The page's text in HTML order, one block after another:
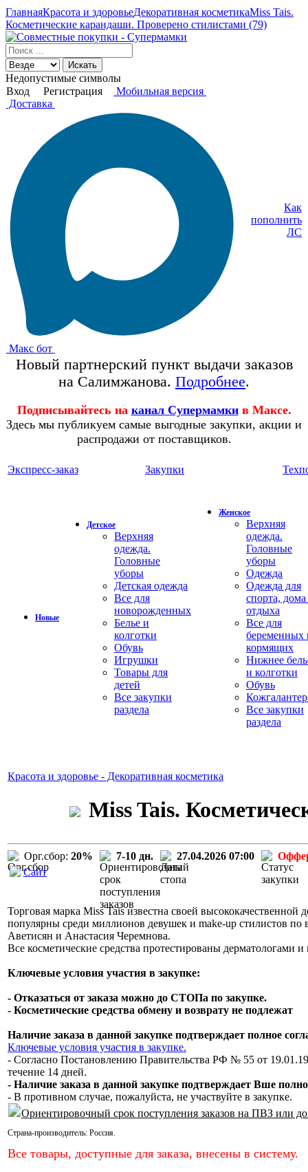
ГлавнаяКрасота и здоровьеДекоративная косметикаMiss Tais.
Косметические карандаши. Проверено стилистами (79)
Искать
Недопустимые символы
Вход
Регистрация
Мобильная версия
Доставка
Макс бот
Как
пополнить
ЛС
Новый партнерский пункт выдачи заказов
на Салимжанова. Подробнее.
Подписывайтесь на канал Супермамки в Максе.
Здесь мы публикуем самые выгодные закупки, акции и
распродажи от поставщиков.
Экспресс-заказ Закупки
Новые
Детское
Верхняя
одежда.
Головные
уборы
Детская одежда
Все для
новорожденных
Белье и
колготки
Обувь
Игрушки
Товары для
детей
Все закупки
раздела
Женское
Верхняя
одежда.
Головные
уборы
Одежда
Одежда для
спорта,
отдыха
Все для
беременных
кормящих
Нижнее
и колготки
Обувь
Все закупки
раздела
Красота и здоровье - Декоративная косметика
Miss Tais.
Орг.сбор: 20% 7-10 дн. 27.04.2026 07:00
Сайт
Торговая марка Miss Tais известна своей высококачественной
популярны среди миллионов девушек и make-up стилистов по
Аветисян и Анастасия Черемнова.
Все косметические средства протестированы дерматологами
Ключевые условия участия в закупке:
- Отказаться от заказа можно до СТОПа по закупке.
- Косметические средства обмену и возврату не подлежат
Наличие заказа в данной закупке подтверждает полное
Ключевые условия участия в закупке.
- Согласно Постановлению Правительства РФ № 55 от
течение 14 дней.
- Наличие заказа в данной закупке подтверждает Вше
- В противном случае, пожалуйста, не участвуйте в закупке.
Ориентировочный срок поступления заказов на ПВЗ или
Страна-производитель: Россия.
Все товары, доступные для заказа, внесены в систему.